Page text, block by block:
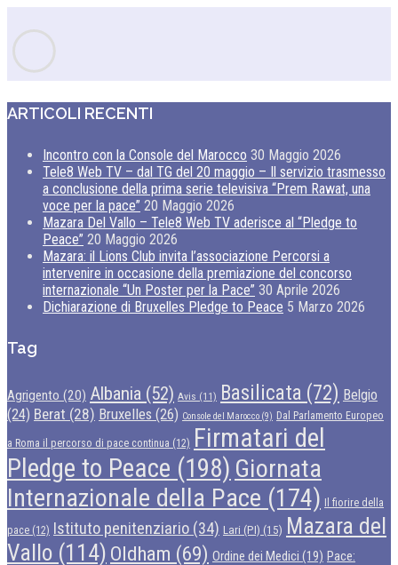
ARTICOLI RECENTI
Incontro con la Console del Marocco 30 Maggio 2026
Tele8 Web TV – dal TG del 20 maggio – Il servizio trasmesso
a conclusione della prima serie televisiva “Prem Rawat, una
voce per la pace” 20 Maggio 2026
Mazara Del Vallo – Tele8 Web TV aderisce al “Pledge to
Peace” 20 Maggio 2026
Mazara: il Lions Club invita l’associazione Percorsi a
intervenire in occasione della premiazione del concorso
internazionale “Un Poster per la Pace” 30 Aprile 2026
Dichiarazione di Bruxelles Pledge to Peace 5 Marzo 2026
Tag
Agrigento (20) Albania (52) Avis (11) Basilicata (72) Belgio
(24) Berat (28) Bruxelles (26) Console del Marocco (9) Dal Parlamento Europeo
a Roma il percorso di pace continua (12) Firmatari del
Pledge to Peace (198) Giornata
Internazionale della Pace (174) Il fiorire della
pace (12) Istituto penitenziario (34) Lari (PI) (15) Mazara del
Vallo (114) Oldham (69) Ordine dei Medici (19) Pace: